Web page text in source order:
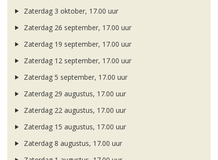
Zaterdag 3 oktober, 17.00 uur
Zaterdag 26 september, 17.00 uur
Zaterdag 19 september, 17.00 uur
Zaterdag 12 september, 17.00 uur
Zaterdag 5 september, 17.00 uur
Zaterdag 29 augustus, 17.00 uur
Zaterdag 22 augustus, 17.00 uur
Zaterdag 15 augustus, 17.00 uur
Zaterdag 8 augustus, 17.00 uur